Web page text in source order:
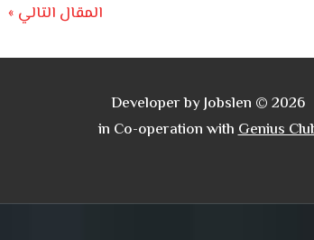
Next
المقال التالي
Developer by Jobslen © 2026
in Co-operation withGenius